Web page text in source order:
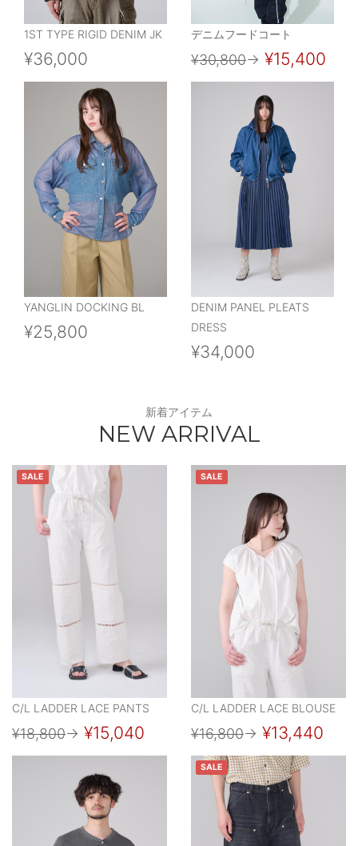
1ST TYPE RIGID DENIM JK
¥36,000
デニムフードコート
¥30,800→ ¥15,400
YANGLIN DOCKING BL
¥25,800
DENIM PANEL PLEATS
DRESS
¥34,000
新着アイテム
NEW ARRIVAL
SALE
C/L LADDER LACE PANTS
¥18,800→ ¥15,040
SALE
C/L LADDER LACE BLOUSE
¥16,800→ ¥13,440
SALE